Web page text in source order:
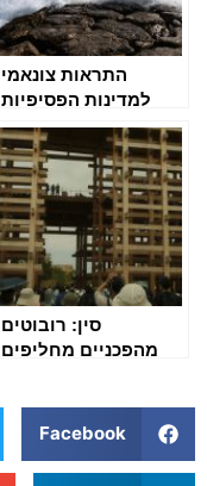
התראות צונאמי
למדינות הפסיפיות
לאחר רעידה עוצמתית
סין: רובוטים
מהפכניים מחליפים
Facebook